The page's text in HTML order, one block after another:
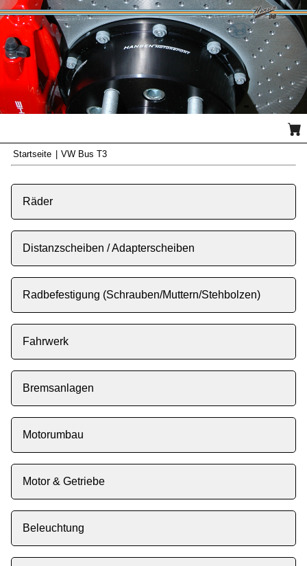
Startseite VW Bus T3
VW Bus T3
Räder
Distanzscheiben / Adapterscheiben
Radbefestigung (Schrauben/Muttern/Stehbolzen)
Fahrwerk
Bremsanlagen
Motorumbau
Motor & Getriebe
Beleuchtung